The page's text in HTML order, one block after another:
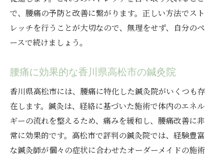
毎日のストレッチルーチンの取り入れ方
腰痛改善に役立つ姿勢の改善
腰痛に効くリラックス法
腰痛予防のための椅子と机の選び方
腰痛に効く日常生活習慣の見直し
腰痛にサヨナラ香川県高松市の専門家が解説す
る最新改善法
最新の腰痛治療法とその効果
香川県高松市で受けられる最新の治療法
で、腰痛の予防と改善に繋がります。正しい方法でスト
レッチを行うことが大切なので、無理をせず、自分のペ
ースで続けましょう。
腰痛に効果的な香川県高松市の鍼灸院
香川県高松市には、腰痛に特化した鍼灸院がいくつも存
在します。鍼灸は、経絡に基づいた施術で体内のエネル
ギーの流れを整えるため、痛みを緩和し、腰痛改善に非
常に効果的です。高松市で評判の鍼灸院では、経験豊富
な鍼灸師が個々の症状に合わせたオーダーメイドの施術